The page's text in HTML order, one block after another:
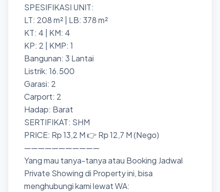
SPESIFIKASI UNIT:
LT: 208 m² | LB: 378 m²
KT: 4 | KM: 4
KP: 2 | KMP: 1
Bangunan: 3 Lantai
Listrik: 16.500
Garasi: 2
Carport: 2
Hadap: Barat
SERTIFIKAT: SHM
PRICE: Rp 13,2 M 👉 Rp 12,7 M (Nego)
———————————
Yang mau tanya-tanya atau Booking Jadwal
Private Showing di Property ini, bisa
menghubungi kami lewat WA: